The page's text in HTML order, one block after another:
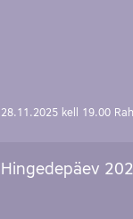
28.11.2025 kell 19.00
Hingedepäev